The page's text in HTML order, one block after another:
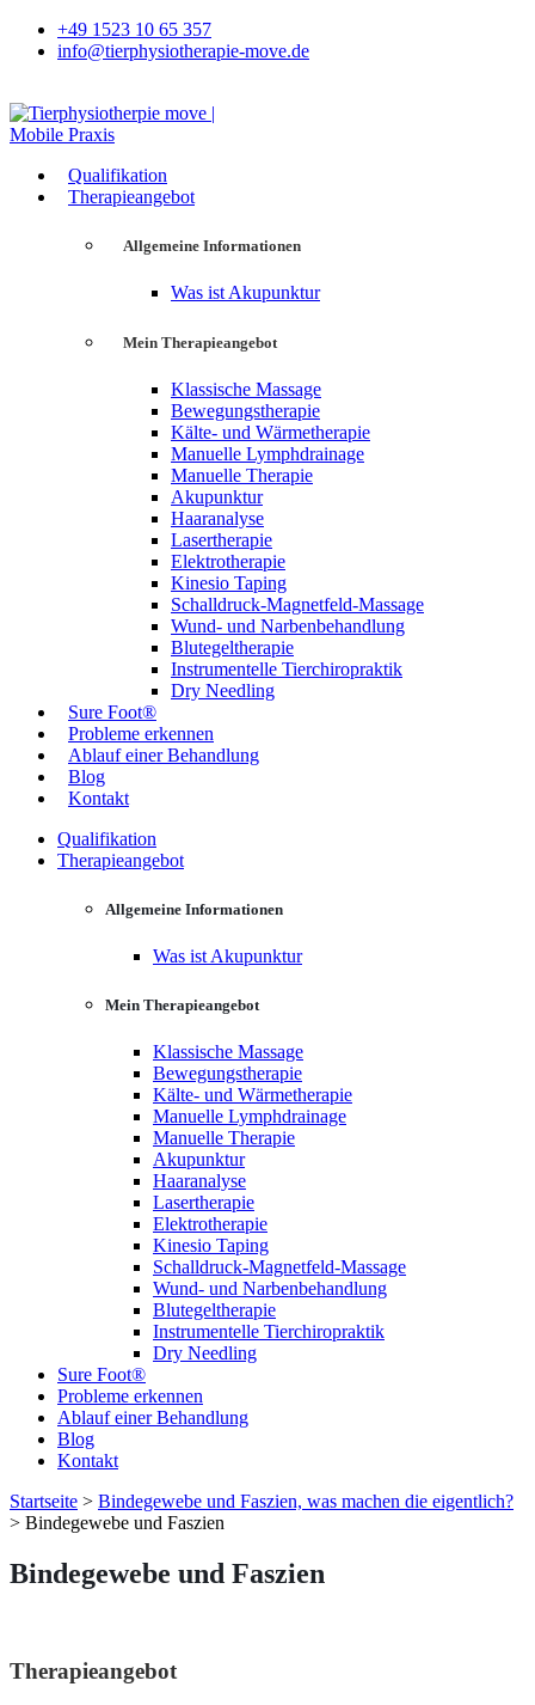
+49 1523 10 65 357
info@tierphysiotherapie-move.de
Qualifikation
Therapieangebot
Allgemeine Informationen
Was ist Akupunktur
Mein Therapieangebot
Klassische Massage
Bewegungstherapie
Kälte- und Wärmetherapie
Manuelle Lymphdrainage
Manuelle Therapie
Akupunktur
Haaranalyse
Lasertherapie
Elektrotherapie
Kinesio Taping
Schalldruck-Magnetfeld-Massage
Wund- und Narbenbehandlung
Blutegeltherapie
Instrumentelle Tierchiropraktik
Dry Needling
Sure Foot®
Probleme erkennen
Ablauf einer Behandlung
Blog
Kontakt
Qualifikation
Therapieangebot
Allgemeine Informationen
Was ist Akupunktur
Mein Therapieangebot
Klassische Massage
Bewegungstherapie
Kälte- und Wärmetherapie
Manuelle Lymphdrainage
Manuelle Therapie
Akupunktur
Haaranalyse
Lasertherapie
Elektrotherapie
Kinesio Taping
Schalldruck-Magnetfeld-Massage
Wund- und Narbenbehandlung
Blutegeltherapie
Instrumentelle Tierchiropraktik
Dry Needling
Sure Foot®
Probleme erkennen
Ablauf einer Behandlung
Blog
Kontakt
Startseite > Bindegewebe und Faszien, was machen die eigentlich?
> Bindegewebe und Faszien
Bindegewebe und Faszien
Therapieangebot